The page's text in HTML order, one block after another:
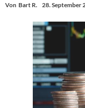
Von Bart R. 28. September